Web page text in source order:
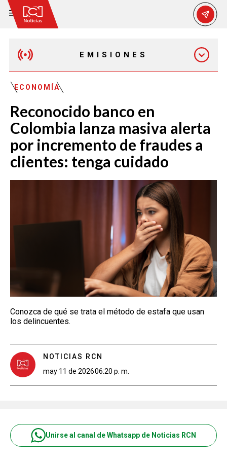
EMISIONES
EMISIÓN 7:00 PM
ECONOMÍA
Reconocido banco en
Colombia lanza masiva alerta
por incremento de fraudes a
clientes: tenga cuidado
Conozca de qué se trata el método de estafa que usan
los delincuentes.
NOTICIAS RCN
may 11 de 202606:20 p. m.
Unirse al canal de Whatsapp de Noticias RCN